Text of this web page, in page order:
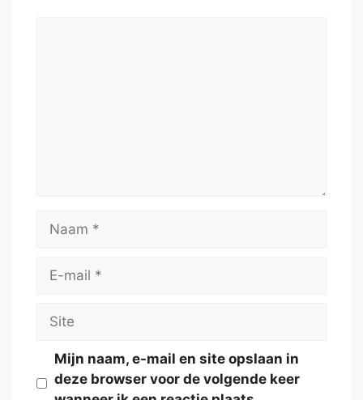
Naam
Site
Mijn naam, e-mail en site opslaan in
deze browser voor de volgende keer